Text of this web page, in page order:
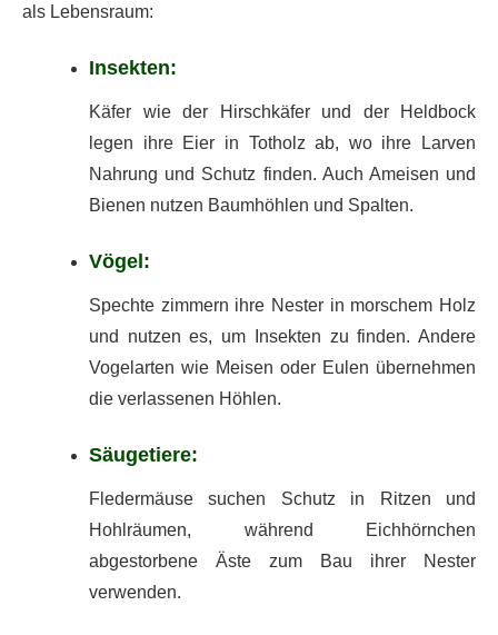
als Lebensraum:
Insekten:
Käfer wie der Hirschkäfer und der Heldbock
legen ihre Eier in Totholz ab, wo ihre Larven
Nahrung und Schutz finden. Auch Ameisen und
Bienen nutzen Baumhöhlen und Spalten.
Vögel:
Spechte zimmern ihre Nester in morschem Holz
und nutzen es, um Insekten zu finden. Andere
Vogelarten wie Meisen oder Eulen übernehmen
die verlassenen Höhlen.
Säugetiere:
Fledermäuse suchen Schutz in Ritzen und
Hohlräumen, während Eichhörnchen
abgestorbene Äste zum Bau ihrer Nester
verwenden.